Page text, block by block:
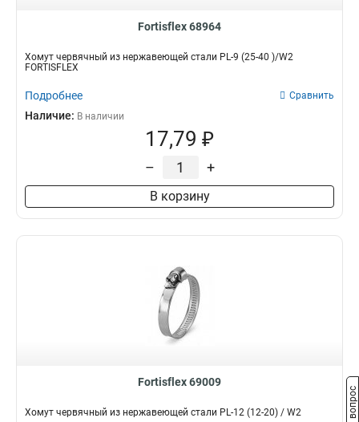
Fortisflex 68964
Хомут червячный из нержавеющей стали PL-9 (25-40 )/W2
FORTISFLEX
Подробнее Сравнить
Наличие: В наличии
17,79 ₽
– +
В корзину
Fortisflex 69009
Хомут червячный из нержавеющей стали PL-12 (12-20) / W2